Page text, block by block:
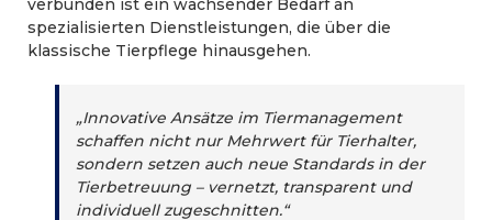
verbunden ist ein wachsender Bedarf an
spezialisierten Dienstleistungen, die über die
klassische Tierpflege hinausgehen.
„Innovative Ansätze im Tiermanagement
schaffen nicht nur Mehrwert für Tierhalter,
sondern setzen auch neue Standards in der
Tierbetreuung – vernetzt, transparent und
individuell zugeschnitten.“